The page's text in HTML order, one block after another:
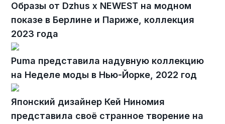
Образы от Dzhus x NEWEST на модном
показе в Берлине и Париже, коллекция
2023 года
Puma представила надувную коллекцию
на Неделе моды в Нью-Йорке, 2022 год
Японский дизайнер Кей Ниномия
представила своё странное творение на